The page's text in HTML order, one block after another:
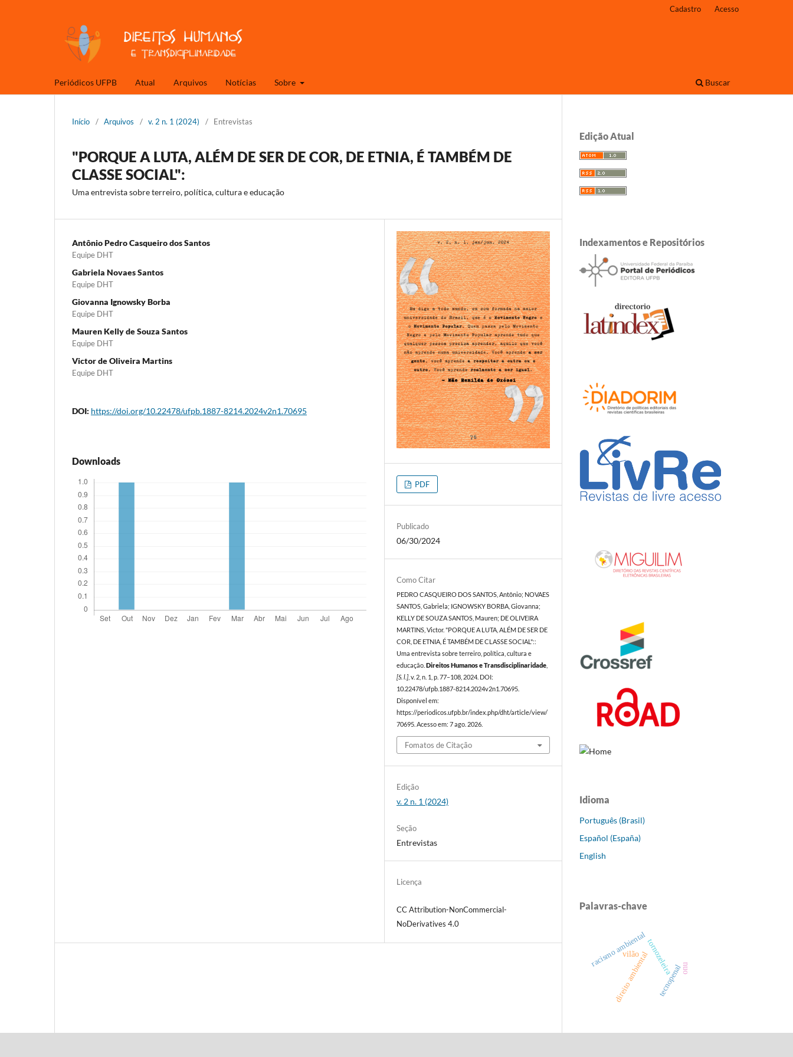
Periódicos UFPB Atual Arquivos Notícias Sobre Buscar
Cadastro Acesso
Início / Arquivos / v. 2 n. 1 (2024) / Entrevistas
"PORQUE A LUTA, ALÉM DE SER DE COR, DE ETNIA, É TAMBÉM DE
CLASSE SOCIAL":
Uma entrevista sobre terreiro, política, cultura e educação
Antônio Pedro Casqueiro dos Santos
Equipe DHT
Gabriela Novaes Santos
Equipe DHT
Giovanna Ignowsky Borba
Equipe DHT
Mauren Kelly de Souza Santos
Equipe DHT
Victor de Oliveira Martins
Equipe DHT
DOI: https://doi.org/10.22478/ufpb.1887-8214.2024v2n1.70695
Downloads
PDF
Publicado
06/30/2024
Como Citar
PEDRO CASQUEIRO DOS SANTOS, Antônio; NOVAES
SANTOS, Gabriela; IGNOWSKY BORBA, Giovanna;
KELLY DE SOUZA SANTOS, Mauren; DE OLIVEIRA
MARTINS, Victor. "PORQUE A LUTA, ALÉM DE SER DE
COR, DE ETNIA, É TAMBÉM DE CLASSE SOCIAL"::
Uma entrevista sobre terreiro, política, cultura e
educação.Direitos Humanos e Transdisciplinaridade
[S. l.] , v. 2, n. 1, p. 77–108, 2024. DOI:
10.22478/ufpb.1887-8214.2024v2n1.70695.
Disponível em:
https://periodicos.ufpb.br/index.php/dht/article/view/
70695. Acesso em: 7 ago. 2026.
Fomatos de Citação
Edição
v. 2 n. 1 (2024)
Seção
Entrevistas
Licença
CC Attribution-NonCommercial-
NoDerivatives 4.0
Edição Atual
Indexamentos e Repositórios
Idioma
Português (Brasil)
Español (España)
English
Palavras-chave
tornozeleira
tecnopenal
vilão
direito ambiental
racismo ambiental
onu